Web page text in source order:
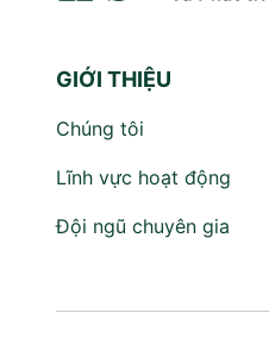
GIỚI THIỆU
Chúng tôi
Lĩnh vực hoạt động
Đội ngũ chuyên gia